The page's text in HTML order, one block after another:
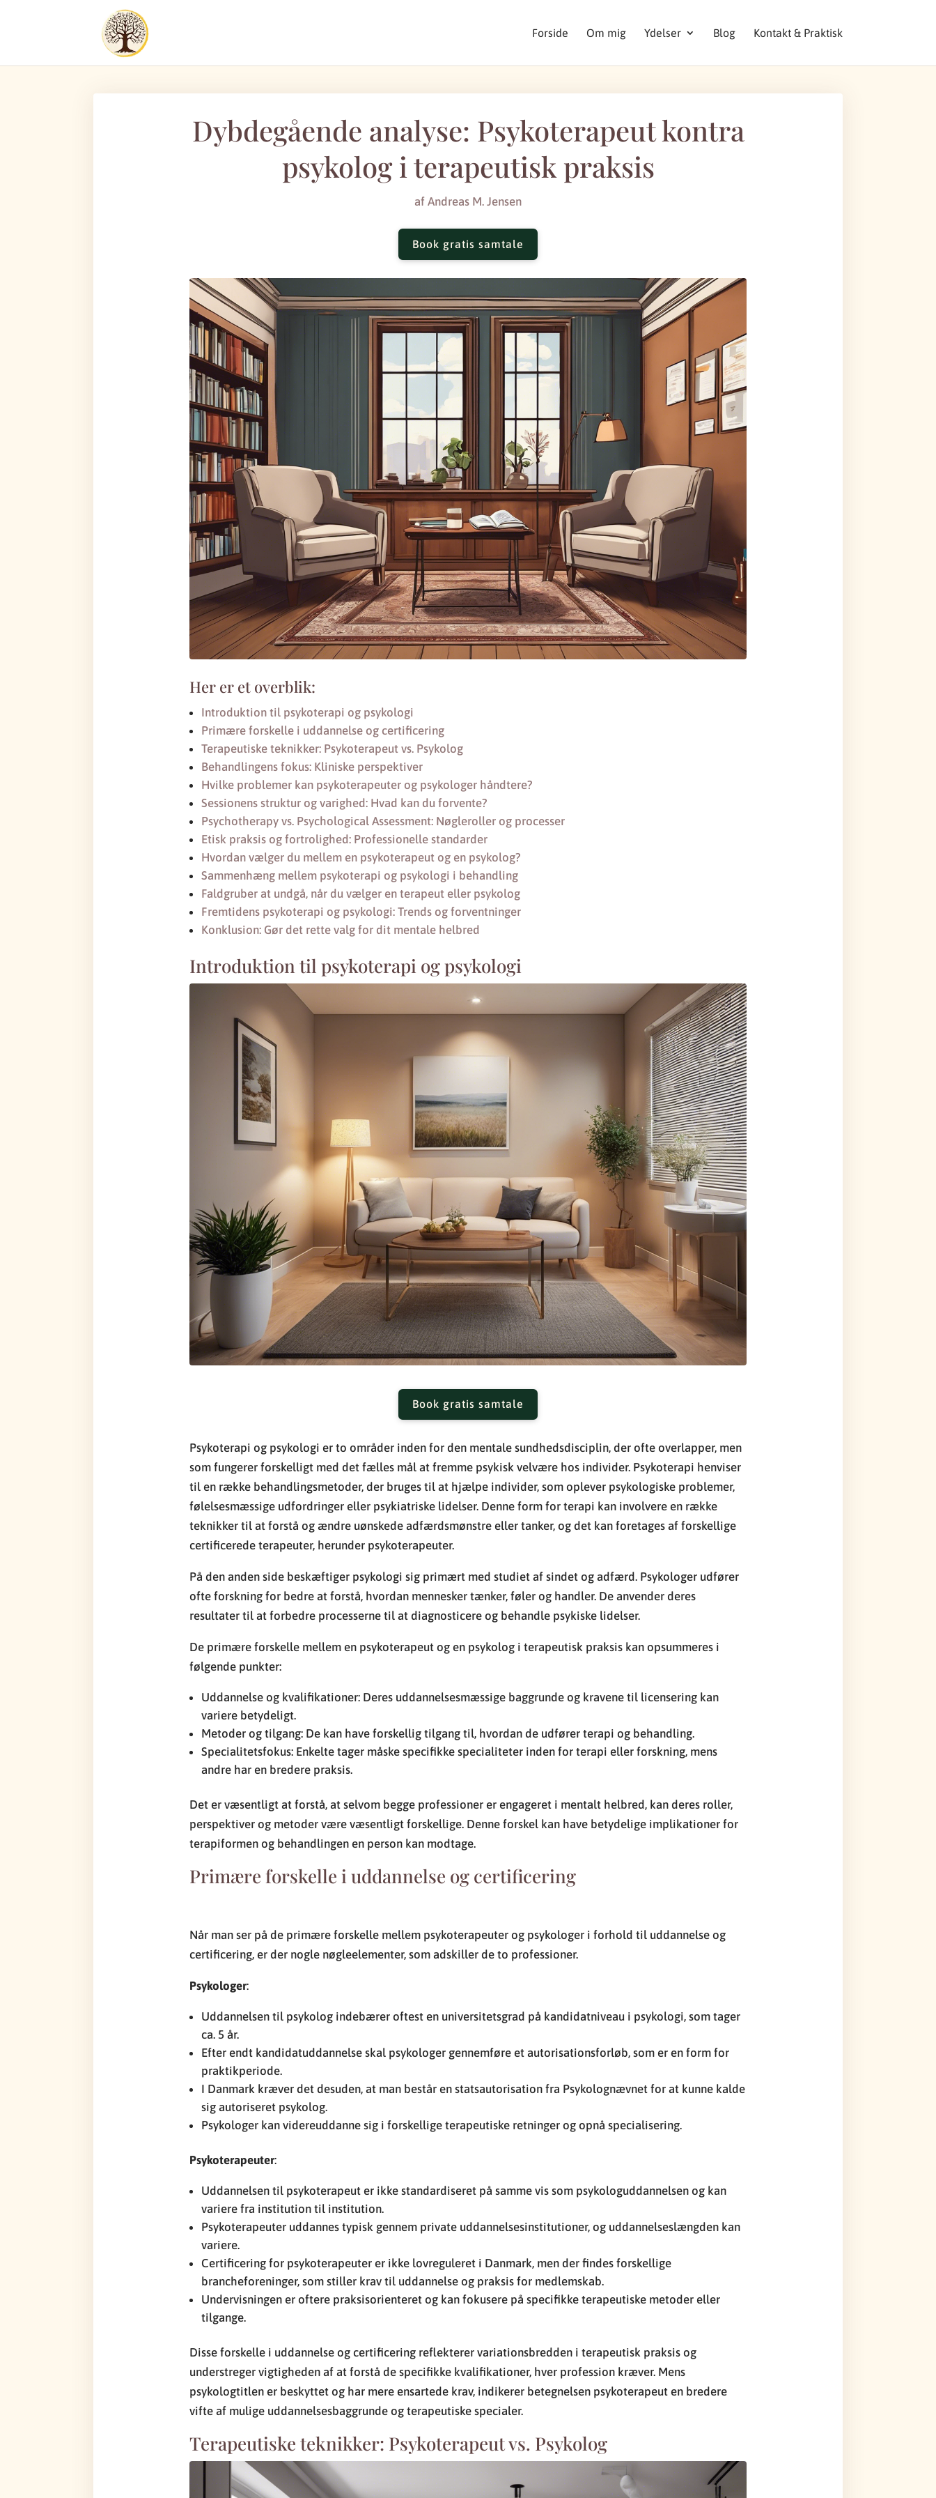
Forside Om mig Ydelser Blog Kontakt & Praktisk
Dybdegående analyse: Psykoterapeut kontra
psykolog i terapeutisk praksis
af Andreas M. Jensen
Book gratis samtale
Her er et overblik:
Introduktion til psykoterapi og psykologi
Primære forskelle i uddannelse og certificering
Terapeutiske teknikker: Psykoterapeut vs. Psykolog
Behandlingens fokus: Kliniske perspektiver
Hvilke problemer kan psykoterapeuter og psykologer håndtere?
Sessionens struktur og varighed: Hvad kan du forvente?
Psychotherapy vs. Psychological Assessment: Nøgleroller og processer
Etisk praksis og fortrolighed: Professionelle standarder
Hvordan vælger du mellem en psykoterapeut og en psykolog?
Sammenhæng mellem psykoterapi og psykologi i behandling
Faldgruber at undgå, når du vælger en terapeut eller psykolog
Fremtidens psykoterapi og psykologi: Trends og forventninger
Konklusion: Gør det rette valg for dit mentale helbred
Introduktion til psykoterapi og psykologi
Book gratis samtale
Psykoterapi og psykologi er to områder inden for den mentale sundhedsdisciplin, der ofte overlapper, men
som fungerer forskelligt med det fælles mål at fremme psykisk velvære hos individer. Psykoterapi henviser
til en række behandlingsmetoder, der bruges til at hjælpe individer, som oplever psykologiske problemer,
følelsesmæssige udfordringer eller psykiatriske lidelser. Denne form for terapi kan involvere en række
teknikker til at forstå og ændre uønskede adfærdsmønstre eller tanker, og det kan foretages af forskellige
certificerede terapeuter, herunder psykoterapeuter.
På den anden side beskæftiger psykologi sig primært med studiet af sindet og adfærd. Psykologer udfører
ofte forskning for bedre at forstå, hvordan mennesker tænker, føler og handler. De anvender deres
resultater til at forbedre processerne til at diagnosticere og behandle psykiske lidelser.
De primære forskelle mellem en psykoterapeut og en psykolog i terapeutisk praksis kan opsummeres i
følgende punkter:
Uddannelse og kvalifikationer: Deres uddannelsesmæssige baggrunde og kravene til licensering kan
variere betydeligt.
Metoder og tilgang: De kan have forskellig tilgang til, hvordan de udfører terapi og behandling.
Specialitetsfokus: Enkelte tager måske specifikke specialiteter inden for terapi eller forskning, mens
andre har en bredere praksis.
Det er væsentligt at forstå, at selvom begge professioner er engageret i mentalt helbred, kan deres roller,
perspektiver og metoder være væsentligt forskellige. Denne forskel kan have betydelige implikationer for
terapiformen og behandlingen en person kan modtage.
Primære forskelle i uddannelse og certificering
Når man ser på de primære forskelle mellem psykoterapeuter og psykologer i forhold til uddannelse og
certificering, er der nogle nøgleelementer, som adskiller de to professioner.
Psykologer:
Uddannelsen til psykolog indebærer oftest en universitetsgrad på kandidatniveau i psykologi, som tager
ca. 5 år.
Efter endt kandidatuddannelse skal psykologer gennemføre et autorisationsforløb, som er en form for
praktikperiode.
I Danmark kræver det desuden, at man består en statsautorisation fra Psykolognævnet for at kunne kalde
sig autoriseret psykolog.
Psykologer kan videreuddanne sig i forskellige terapeutiske retninger og opnå specialisering.
Psykoterapeuter:
Uddannelsen til psykoterapeut er ikke standardiseret på samme vis som psykologuddannelsen og kan
variere fra institution til institution.
Psykoterapeuter uddannes typisk gennem private uddannelsesinstitutioner, og uddannelseslængden kan
variere.
Certificering for psykoterapeuter er ikke lovreguleret i Danmark, men der findes forskellige
brancheforeninger, som stiller krav til uddannelse og praksis for medlemskab.
Undervisningen er oftere praksisorienteret og kan fokusere på specifikke terapeutiske metoder eller
tilgange.
Disse forskelle i uddannelse og certificering reflekterer variationsbredden i terapeutisk praksis og
understreger vigtigheden af at forstå de specifikke kvalifikationer, hver profession kræver. Mens
psykologtitlen er beskyttet og har mere ensartede krav, indikerer betegnelsen psykoterapeut en bredere
vifte af mulige uddannelsesbaggrunde og terapeutiske specialer.
Terapeutiske teknikker: Psykoterapeut vs. Psykolog